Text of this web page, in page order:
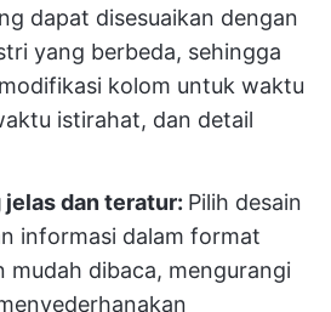
dapat disesuaikan dengan
yang berbeda, sehingga
kolom untuk waktu
istirahat, dan detail
dan teratur: Pilih desain
informasi dalam format
mudah dibaca, mengurangi